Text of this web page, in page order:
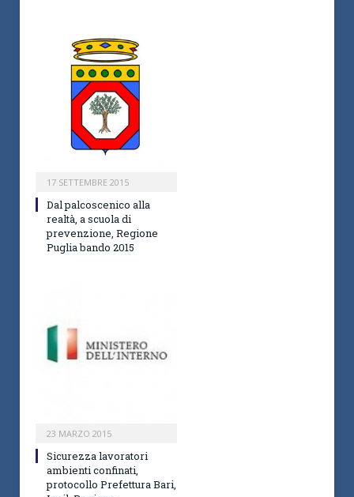
17 SETTEMBRE 2015
Dal palcoscenico alla
realtà, a scuola di
prevenzione, Regione
Puglia bando 2015
23 MARZO 2015
Sicurezza lavoratori
ambienti confinati,
protocollo Prefettura Bari,